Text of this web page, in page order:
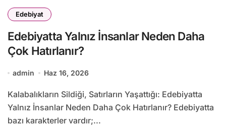
Edebiyat
Edebiyatta Yalnız İnsanlar Neden Daha
Çok Hatırlanır?
admin Haz 16, 2026
Kalabalıkların Sildiği, Satırların Yaşattığı: Edebiyatta
Yalnız İnsanlar Neden Daha Çok Hatırlanır? Edebiyatta
bazı karakterler vardır;...